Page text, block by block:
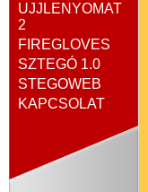
UJJLENYOMAT
2
FIREGLOVES
SZTEGÓ 1.0
STEGOWEB
KAPCSOLAT